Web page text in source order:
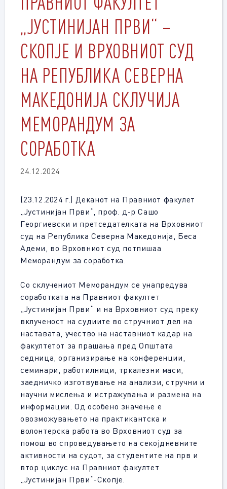
„ЈУСТИНИЈАН ПРВИ“ –
СКОПЈЕ И ВРХОВНИОТ СУД
НА РЕПУБЛИКА СЕВЕРНА
МАКЕДОНИЈА СКЛУЧИЈА
МЕМОРАНДУМ ЗА
СОРАБОТКА
24.12.2024
(23.12.2024 г.) Деканот на Правниот факулет
„Јустинијан Први“, проф. д-р Сашо
Георгиевски и претседателката на Врховниот
суд на Република Северна Македонија, Беса
Адеми, во Врховниот суд потпишаа
Меморандум за соработка.
Со склучениот Меморандум се унапредува
соработката на Правниот факултет
„Јустинијан Први“ и на Врховниот суд преку
вклученост на судиите во стручниот дел на
наставата, учество на наставниот кадар на
факултетот за прашања пред Општата
седница, организирање на конференции,
семинари, работилници, тркалезни маси,
заедничко изготвување на анализи, стручни и
научни мислења и истражувања и размена на
информации. Од особено значење е
овозможувањето на практикантска и
волонтерска работа во Врховниот суд за
помош во спроведувањето на секојдневните
активности на судот, за студентите на прв и
втор циклус на Правниот факултет
„Јустинијан Први“-Скопје.